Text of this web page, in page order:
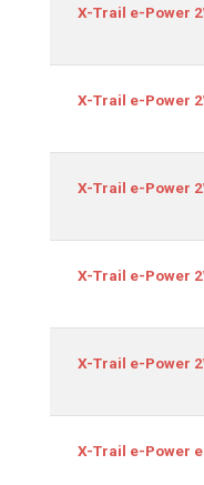
X-Trail e-Power
X-Trail e-Power
X-Trail e-Power
X-Trail e-Power
X-Trail e-Power
X-Trail e-Power